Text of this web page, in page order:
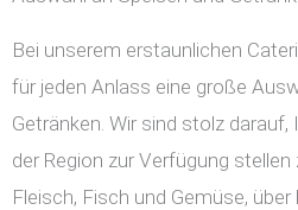
Bei unserem erstaunlichen
für jeden Anlass eine große
Getränken. Wir sind stolz
der Region zur Verfügung
Fleisch, Fisch und Gemüse,